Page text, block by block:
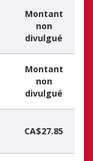
Montant
non
divulgué
Montant
non
divulgué
CA$27.85